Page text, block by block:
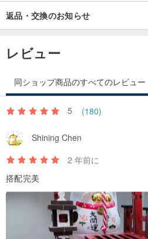
返品・交換のお知らせ
レビュー
同ショップ商品のすべてのレビュー
5 (180)
Shining Chen
2 年前に
搭配完美